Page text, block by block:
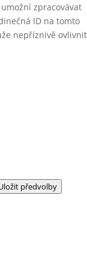
zpracovávat
ID na tomto
nepříznivě ovlivnit
předvolby